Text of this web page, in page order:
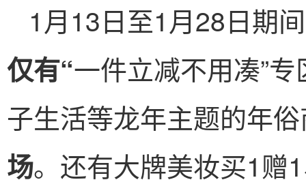
1月13日至1月28日期
仅有“一件立减不用凑”
子生活等龙年主题的年
场。还有大牌美妆买1赠